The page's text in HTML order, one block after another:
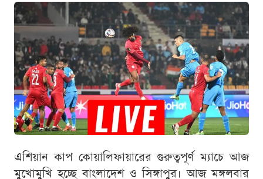
এশিয়ান কাপ কোয়ালিফায়ারের গুরুত্বপূর্ণ ম্যাচে আজ
মুখোমুখি হচ্ছে বাংলাদেশ ও সিঙ্গাপুর। আজ মঙ্গলবার